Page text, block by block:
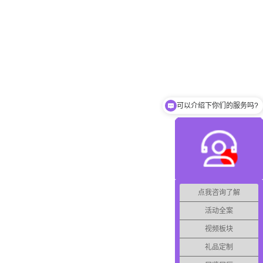
点我咨询了解
活动全案
视频板块
礼品定制
可以帮我出活动方案吗?